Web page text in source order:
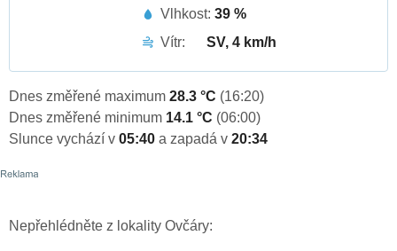
Vlhkost: 39 %
Vítr:
SV, 4 km/h
Dnes změřené maximum 28.3 °C (16:20)
Dnes změřené minimum 14.1 °C (06:00)
Slunce vychází v 05:40 a zapadá v 20:34
Nepřehlédněte z lokality Ovčáry: